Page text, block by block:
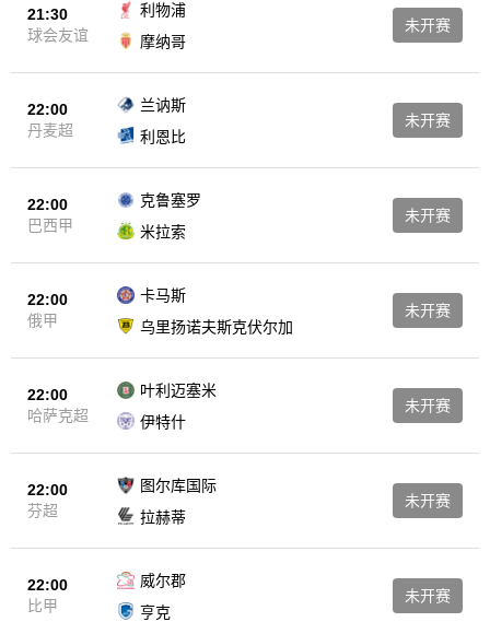
21:30
球会友谊
利物浦
摩纳哥
未开赛
22:00
丹麦超
兰讷斯
利恩比
未开赛
22:00
巴西甲
克鲁塞罗
米拉索
未开赛
22:00
俄甲
卡马斯
乌里扬诺夫斯克伏尔加
未开赛
22:00
哈萨克超
叶利迈塞米
伊特什
未开赛
22:00
芬超
图尔库国际
拉赫蒂
未开赛
22:00
比甲
威尔郡
亨克
未开赛